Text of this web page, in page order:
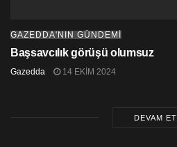
GAZEDDA'NIN GÜNDEMİ
Başsavcılık görüşü olumsuz
Gazedda 14 EKIM 2024
DEVAM ET